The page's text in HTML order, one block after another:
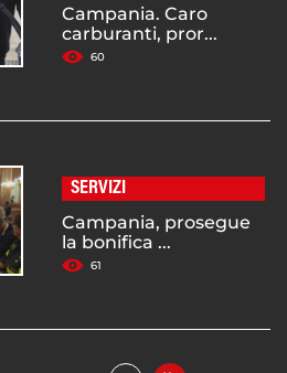
Campania. Caro
carburanti, pror...
60
SERVIZI
Campania, prosegue
la bonifica ...
61